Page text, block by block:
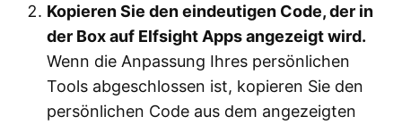
Kopieren Sie den eindeutigen Code, der in
der Box auf Elfsight Apps angezeigt wird.
Wenn die Anpassung Ihres persönlichen
Tools abgeschlossen ist, kopieren Sie den
persönlichen Code aus dem angezeigten